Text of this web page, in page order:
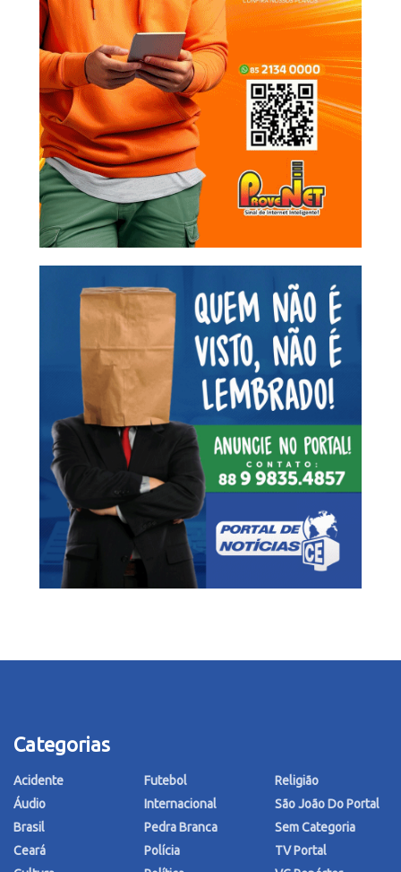
Categorias
Acidente
Áudio
Brasil
Ceará
Futebol
Internacional
Pedra Branca
Polícia
Religião
São João Do Portal
Sem Categoria
TV Portal